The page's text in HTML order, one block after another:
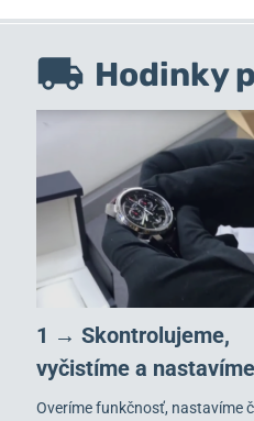
Hodinky
1 → Skontrolujeme,
vyčistíme a nastavíme
Overíme funkčnosť, nastavíme